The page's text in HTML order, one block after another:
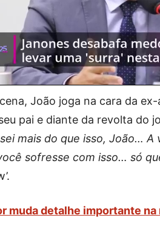
João joga na cara da
pai e diante da revolta do
mais do que isso, João…
sofresse com isso… só
muda detalhe importante